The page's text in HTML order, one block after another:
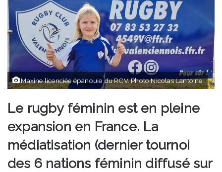
Maxine licenciée épanouie du RCV. Photo Nicolas Lantoine
Le rugby féminin est en pleine
expansion en France. La
médiatisation (dernier tournoi
des 6 nations féminin diffusé sur